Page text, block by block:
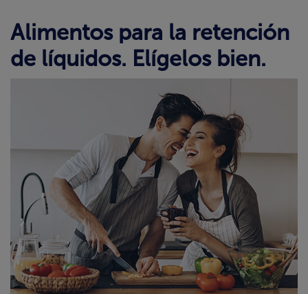
Alimentos para la retención
de líquidos. Elígelos bien.